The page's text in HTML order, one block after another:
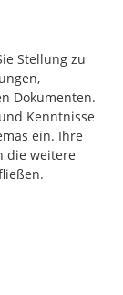
Stellung zu
Dokumenten.
Kenntnisse
ein. Ihre
die weitere